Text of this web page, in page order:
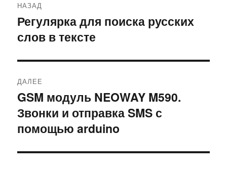
по
записям
НАЗАД
Предыдущая
запись:
Регулярка для поиска русских
слов в тексте
ДАЛЕЕ
Следующая
запись:
GSM модуль NEOWAY M590.
Звонки и отправка SMS с
помощью arduino